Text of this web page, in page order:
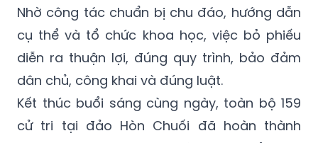
Nhờ công tác chuẩn bị chu đáo, hướng dẫn
cụ thể và tổ chức khoa học, việc bỏ phiếu
diễn ra thuận lợi, đúng quy trình, bảo đảm
dân chủ, công khai và đúng luật.
Kết thúc buổi sáng cùng ngày, toàn bộ 159
cử tri tại đảo Hòn Chuối đã hoàn thành